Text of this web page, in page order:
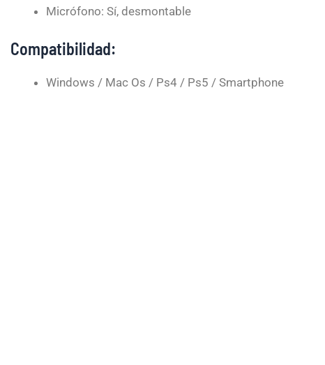
Micrófono: Sí, desmontable
Compatibilidad:
Windows / Mac Os / Ps4 / Ps5 / Smartphone